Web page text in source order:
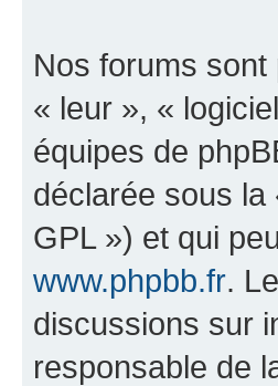
Nos forums
« leur », «
équipes de
déclarée sous la
GPL ») et qui
www.phpbb.fr.
discussions sur
responsable de